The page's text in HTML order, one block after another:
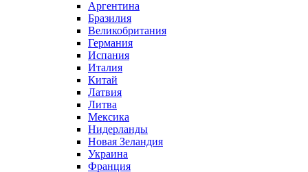
Аргентина
Бразилия
Великобритания
Германия
Испания
Италия
Китай
Латвия
Литва
Мексика
Нидерланды
Новая Зеландия
Украина
Франция